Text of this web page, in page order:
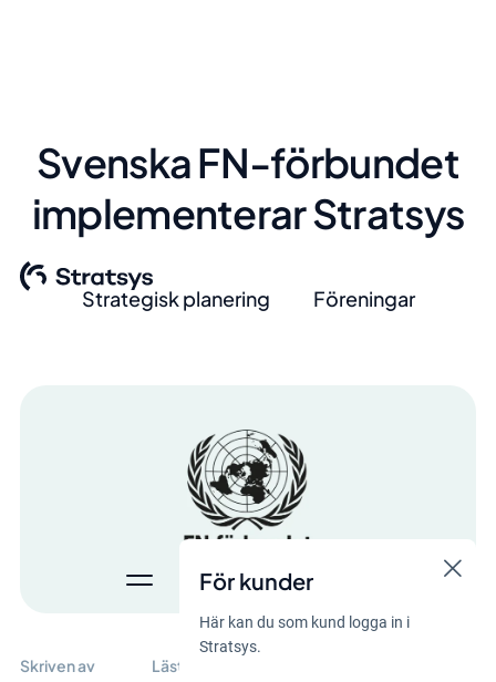
För kunder
Här kan du som kund logga in i
Stratsys.
Svenska FN-förbundet
implementerar Stratsys
Strategisk planering Föreningar
Skriven av Lästid